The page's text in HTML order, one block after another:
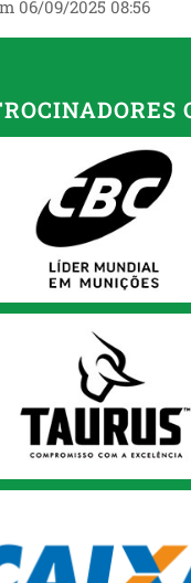
06/09/2025 08:56